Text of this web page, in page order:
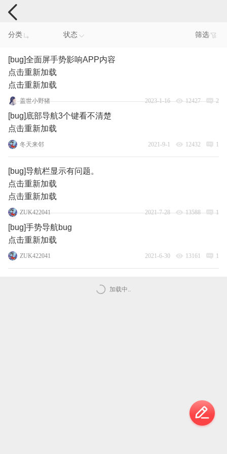
手机反馈
分类 状态 筛选
[bug]全面屏手势影响APP内容
点击重新加载
点击重新加载
盖世小野猪 2023-1-16 12427 2
[bug]底部导航3个键看不清楚
点击重新加载
冬天来邻 2021-9-1 12432 1
[bug]导航栏显示有问题。
点击重新加载
点击重新加载
ZUK422041 2021-7-28 13588 1
[bug]手势导航bug
点击重新加载
ZUK422041 2021-6-30 13161 1
加载中..